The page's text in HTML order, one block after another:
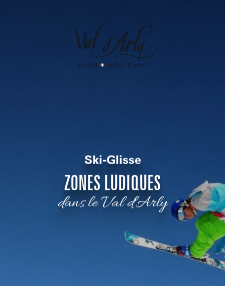
Ski-Glisse
ZONES LUDIQUES
dans le Val d'Arly